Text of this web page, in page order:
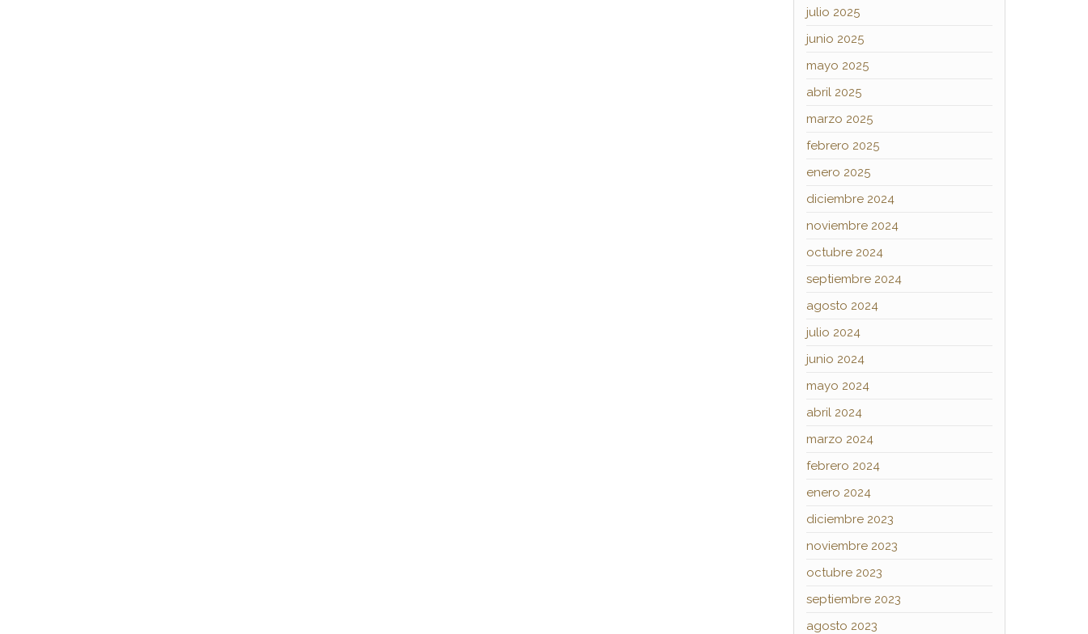
julio 2025
junio 2025
mayo 2025
abril 2025
marzo 2025
febrero 2025
enero 2025
diciembre 2024
noviembre 2024
octubre 2024
septiembre 2024
agosto 2024
julio 2024
junio 2024
mayo 2024
abril 2024
marzo 2024
febrero 2024
enero 2024
diciembre 2023
noviembre 2023
octubre 2023
septiembre 2023
agosto 2023